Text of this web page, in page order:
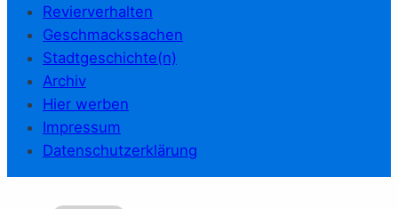
Revierverhalten
Geschmackssachen
Stadtgeschichte(n)
Archiv
Hier werben
Impressum
Datenschutzerklärung